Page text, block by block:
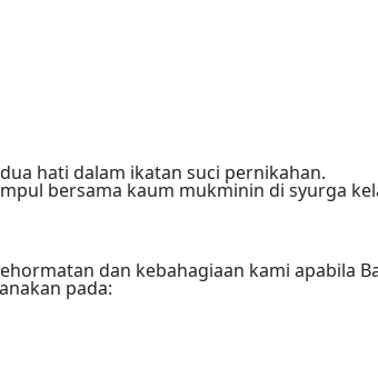
hati dalam ikatan suci pernikahan.
bersama kaum mukminin di syurga
dan kebahagiaan kami apabila
pada: